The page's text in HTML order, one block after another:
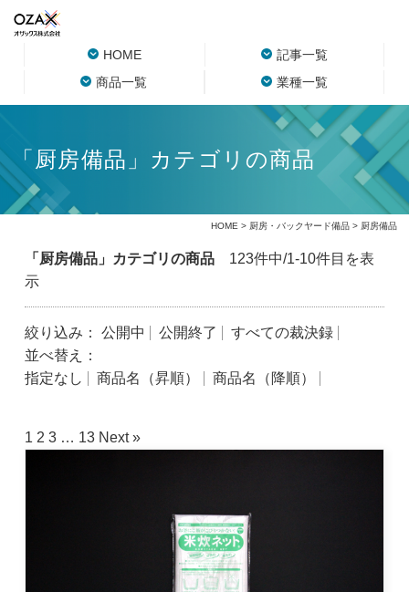
HOME
記事一覧
商品一覧
業種一覧
「厨房備品」カテゴリの商品
HOME > 厨房・バックヤード備品> 厨房備品
「厨房備品」カテゴリの商品123件中/1-10件目を表
示
絞り込み： 公開中 公開終了
すべての裁決録
並べ替え：
指定なし
商品名（昇順） 商品名（降順）
1 2 3 … 13 Next »